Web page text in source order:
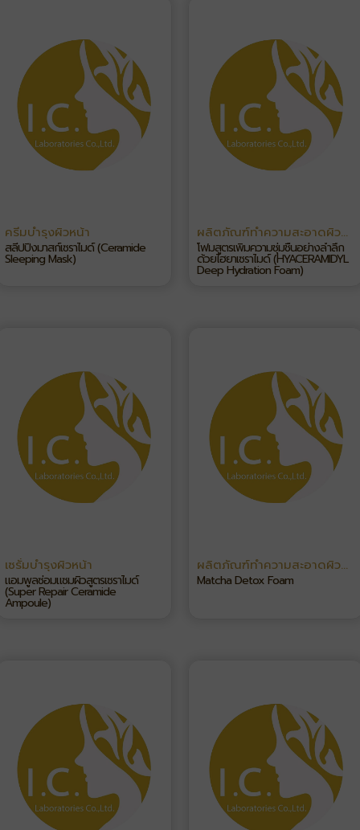
ครีมบำรุงผิวหน้า
สลีปปิ้งมาสก์เซราไมด์ (Ceramide
Sleeping Mask)
ผลิตภัณฑ์ทำความสะอาดผิว
หน้า
โฟมสูตรเพิ่มความชุ่มชื้นอย่างล้ำลึก
ด้วยไฮยาเซราไมด์ (HYACERAMIDYL
Deep Hydration Foam)
เซรั่มบำรุงผิวหน้า
แอมพูลซ่อมแซมผิวสูตรเซราไมด์
(Super Repair Ceramide
Ampoule)
ผลิตภัณฑ์ทำความสะอาดผิว
หน้า
Matcha Detox Foam